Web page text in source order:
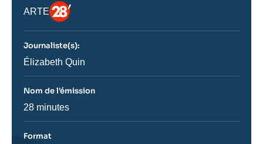
Nom
journal,
ou
émission
ARTE
Logo
Journaliste(s):
Journaliste
Élizabeth Quin
Nom de l'émission
Nom
28 minutes
Format